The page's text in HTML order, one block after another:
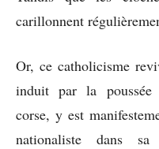
carillonnent
Or, ce catholicisme
induit par la poussée
corse, y est
nationaliste dans